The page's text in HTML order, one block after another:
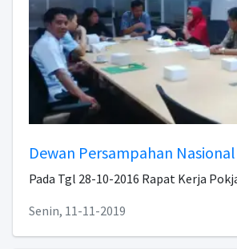
Dewan Persampahan Nasional
Pada Tgl 28-10-2016 Rapat Kerja
Senin, 11-11-2019